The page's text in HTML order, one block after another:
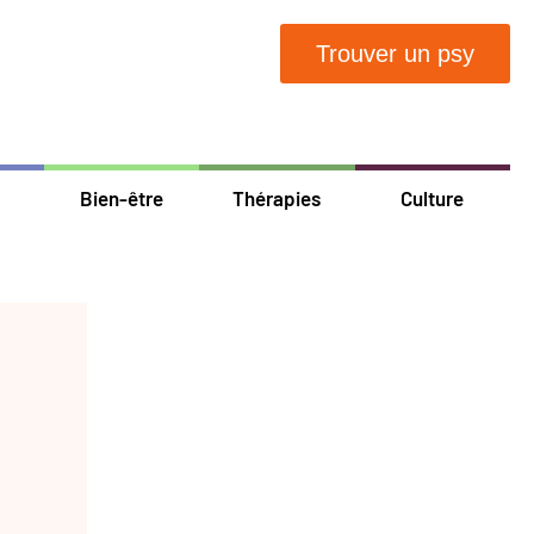
Trouver un psy
Bien-être Thérapies Culture